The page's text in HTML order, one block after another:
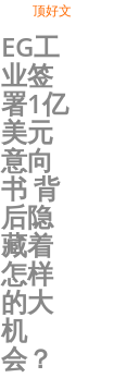
顶好文
EG工
业签
署1亿
美元
意向
书 背
后隐
藏着
怎样
的大
机
会？